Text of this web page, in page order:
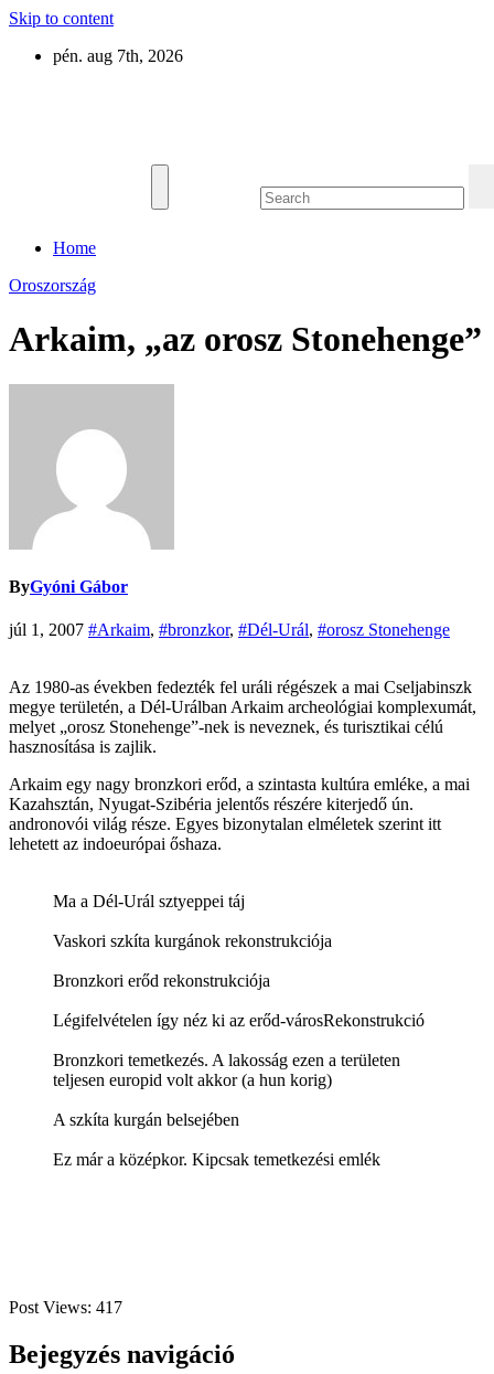
Skip to content
pén. aug 7th, 2026
Home
Oroszország
Arkaim, „az orosz Stonehenge”
ByGyóni Gábor
júl 1, 2007 #Arkaim, #bronzkor, #Dél-Urál, #orosz Stonehenge
Az 1980-as években fedezték fel uráli régészek a mai Cseljabinszk
megye területén, a Dél-Urálban Arkaim archeológiai komplexumát,
melyet „orosz Stonehenge”-nek is neveznek, és turisztikai célú
hasznosítása is zajlik.
Arkaim egy nagy bronzkori erőd, a szintasta kultúra emléke, a mai
Kazahsztán, Nyugat-Szibéria jelentős részére kiterjedő ún.
andronovói világ része. Egyes bizonytalan elméletek szerint itt
lehetett az indoeurópai őshaza.
Ma a Dél-Urál sztyeppei táj
Vaskori szkíta kurgánok rekonstrukciója
Bronzkori erőd rekonstrukciója
Légifelvételen így néz ki az erőd-városRekonstrukció
Bronzkori temetkezés. A lakosság ezen a területen
teljesen europid volt akkor (a hun korig)
A szkíta kurgán belsejében
Ez már a középkor. Kipcsak temetkezési emlék
Post Views: 417
Bejegyzés navigáció